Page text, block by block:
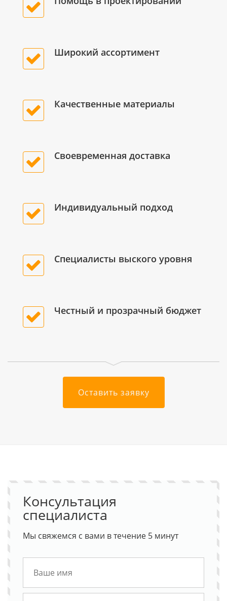
Широкий ассортимент
Качественные материалы
Своевременная доставка
Индивидуальный подход
Специалисты выского уровня
Честный и прозрачный бюджет
Оставить заявку
Консультация
специалиста
Мы свяжемся с вами в течение 5 минут